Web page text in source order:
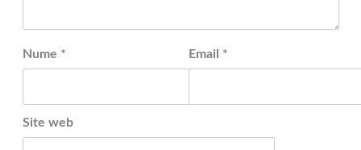
Nume * Email *
Site web